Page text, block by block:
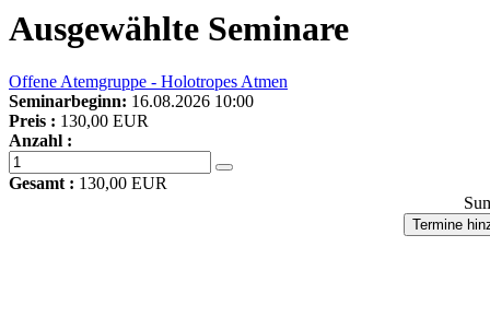
Ausgewählte Seminare
Offene Atemgruppe - Holotropes Atmen
Seminarbeginn: 16.08.2026 10:00
Preis : 130,00 EUR
Anzahl :
Gesamt : 130,00 EUR
Termine